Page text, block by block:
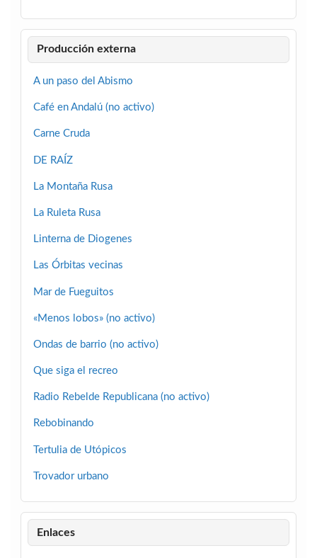
Producción externa
A un paso del Abismo
Café en Andalú (no activo)
Carne Cruda
DE RAÍZ
La Montaña Rusa
La Ruleta Rusa
Linterna de Diogenes
Las Órbitas vecinas
Mar de Fueguitos
«Menos lobos» (no activo)
Ondas de barrio (no activo)
Que siga el recreo
Radio Rebelde Republicana (no activo)
Rebobinando
Tertulia de Utópicos
Trovador urbano
Enlaces